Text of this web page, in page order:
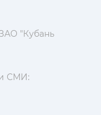
"Кубань
СМИ: